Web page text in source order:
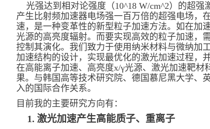
光强达到相对论强度（10^18 W/cm^2）的超强
产生比射频加速器电场强一百万倍的超强电场，
速，是一种变革性的新型粒子加速方法。如在加
光源的高亮度辐射。而要实现高效的粒子加速，
控制其演化。我们致力于使用纳米材料与微纳加
加速结构的设计，实现最优化的激光加速过程，
在高能离子加速、高亮度x/γ光源、激光加速靶材
果。与韩国高等技术研究院、德国慕尼黑大学、
入的国际合作关系。
目前我的主要研究方向有：
1. 激光加速产生高能质子、重离子